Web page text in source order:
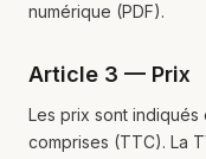
numérique (PDF).
Article 3 — Prix
Les prix sont indiqués
comprises (TTC). La